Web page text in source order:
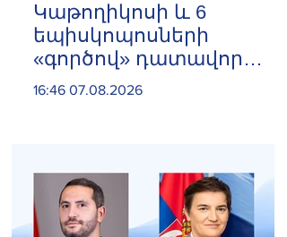
️Կաթողիկոսի և 6
եպիսկոպոսների
«գործով» դատավոր
Հակոբ Մանուկյանը
16:46 07.08.2026